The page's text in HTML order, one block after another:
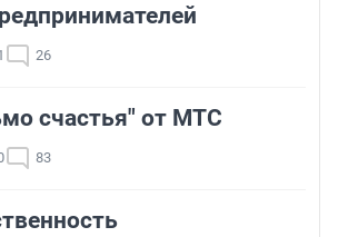
26
счастья" от МТС
83